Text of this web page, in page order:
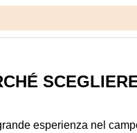
nel campo